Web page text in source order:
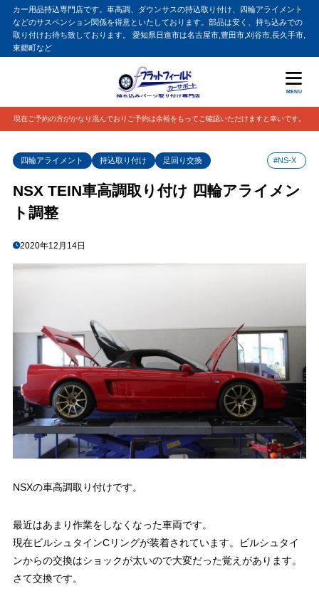
カー用品持込専門店です。車高調、ダウンサスの持込取り付け、四輪アライメント
などのサスペンション関係を得意といたしております。部品は安く、持ち込みでの
取り付けお待ち致しております。 愛知県日進市は名古屋市,豊田市,刈谷市,長久手市,
東郷町など
MENU
現在ご予約の方がかなり混んでおりご予約は余裕をもってご確認いただけますと幸いです。
四輪アライメント 持込取り付け 足回り交換 #NS-X
NSX TEIN車高調取り付け 四輪アライメン
ト調整
2020年12月14日
NSXの車高調取り付けです。
最近はあまり作業をしなくなった車両です。
現在ビルシュタインCリングが装着されています。ビルシュタイ
ンからの交換はショックが太いので大変だった覚えがあります。
さて交換です。